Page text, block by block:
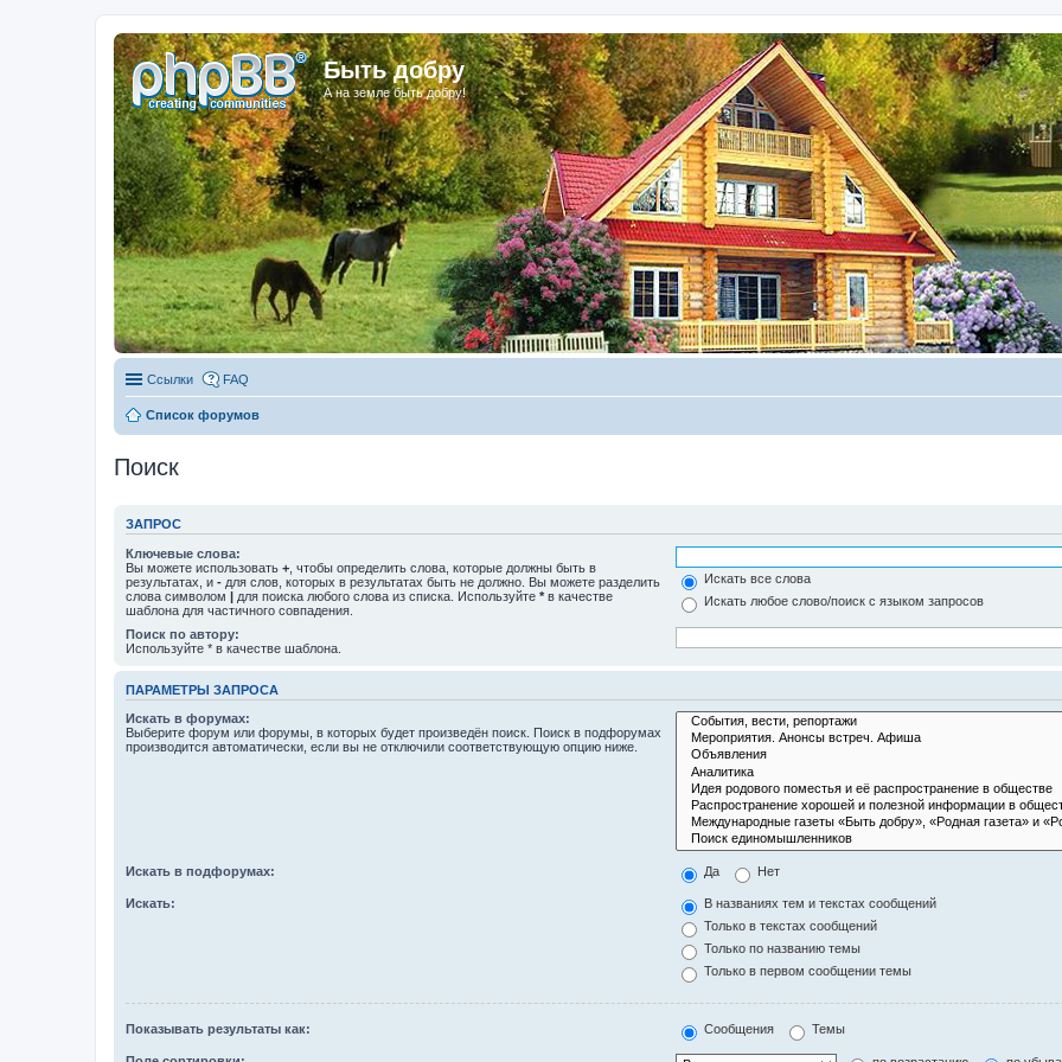
Быть добру
А на земле быть добру!
Ссылки FAQ
Список форумов
Поиск
ЗАПРОС
Ключевые слова:
Вы можете использовать + , чтобы определить слова, которые должны быть в
результатах, и - для слов, которых в результатах быть не должно. Вы можете разделить
слова символом | для поиска любого слова из списка. Используйте * в качестве
шаблона для частичного совпадения.
Искать все слова
Искать любое слово/поиск с языком запросов
Поиск по автору:
Используйте * в качестве шаблона.
ПАРАМЕТРЫ ЗАПРОСА
Искать в форумах:
Выберите форум или форумы, в которых будет произведён поиск. Поиск в подфорумах
производится автоматически, если вы не отключили соответствующую опцию ниже.
Искать в подфорумах: Да Нет
Искать:
В названиях тем и текстах сообщений
Только в текстах сообщений
Только по названию темы
Только в первом сообщении темы
Показывать результаты как: Сообщения Темы